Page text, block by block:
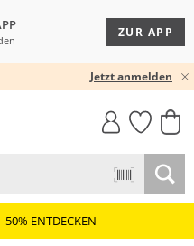
ZUR APP
Jetzt anmelden
MUST-HAVE
50% ENTDECKEN